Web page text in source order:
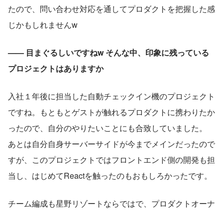
たので、問い合わせ対応を通してプロダクトを把握した感
じかもしれませんw
—— 目まぐるしいですねw そんな中、印象に残っている
プロジェクトはありますか
入社１年後に担当した自動チェックイン機のプロジェクト
ですね。もともとゲストが触れるプロダクトに携わりたか
ったので、自分のやりたいことにも合致していました。
あとは自分自身サーバーサイドが今までメインだったので
すが、このプロジェクトではフロントエンド側の開発も担
当し、はじめてReactを触ったのもおもしろかったです。
チーム編成も星野リゾートならではで、プロダクトオーナ